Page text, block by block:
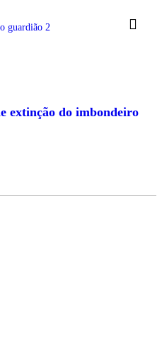
extinção do imbondeiro